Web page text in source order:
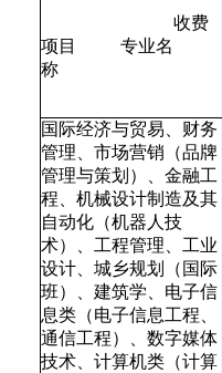
收费
项目 专业名
称
国际经济与贸易、财务
管理、市场营销（品牌
管理与策划）、金融工
程、机械设计制造及其
自动化（机器人技
术）、工程管理、工业
设计、城乡规划（国际
班）、建筑学、电子信
息类（电子信息工程、
通信工程）、数字媒体
技术、计算机类（计算